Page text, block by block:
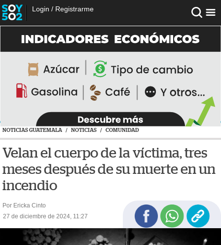
Login / Registrarme
NOTICIAS GUATEMALA / NOTICIAS / COMUNIDAD
Velan el cuerpo de la víctima, tres
meses después de su muerte en un
incendio
Por Ericka Cinto
27 de diciembre de 2024, 11:27